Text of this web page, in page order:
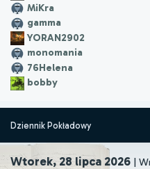
MiKra
gamma
YORAN2902
monomania
76Helena
bobby
Dziennik Pokładowy
Wtorek, 28 lipca 2026 |